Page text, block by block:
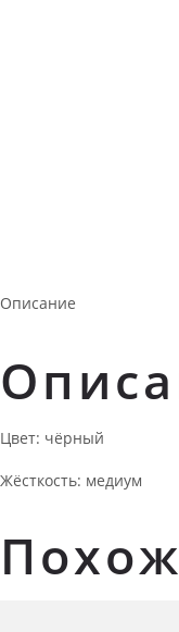
Описание
Цвет: чёрный
Жёсткость: медиум